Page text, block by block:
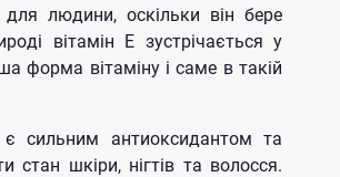
людини, оскільки він бере
вітамін Е зустрічається у
форма вітаміну і саме в такій
сильним антиоксидантом та
шкіри, нігтів та волосся.